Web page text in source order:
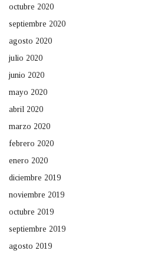
octubre 2020
septiembre 2020
agosto 2020
julio 2020
junio 2020
mayo 2020
abril 2020
marzo 2020
febrero 2020
enero 2020
diciembre 2019
noviembre 2019
octubre 2019
septiembre 2019
agosto 2019